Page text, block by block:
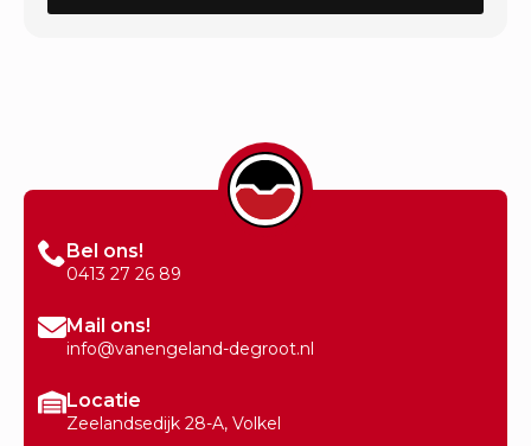
Bel ons!
0413 27 26 89
Mail ons!
info@vanengeland-degroot.nl
Locatie
Zeelandsedijk 28-A, Volkel